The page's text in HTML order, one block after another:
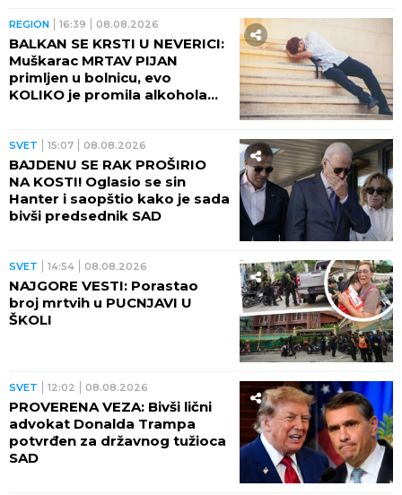
REGION 16:39 08.08.2026
BALKAN SE KRSTI U NEVERICI:
Muškarac MRTAV PIJAN
primljen u bolnicu, evo
KOLIKO je promila alkohola
SVET 15:07 08.08.2026
BAJDENU SE RAK PROŠIRIO
NA KOSTI! Oglasio se sin
Hanter i saopštio kako je sada
bivši predsednik SAD
SVET 14:54 08.08.2026
NAJGORE VESTI: Porastao
broj mrtvih u PUCNJAVI U
ŠKOLI
SVET 12:02 08.08.2026
PROVERENA VEZA: Bivši lični
advokat Donalda Trampa
potvrđen za državnog tužioca
SAD